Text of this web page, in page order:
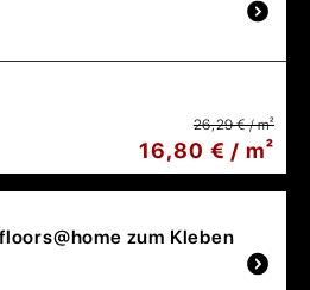
26,29 € / m²
16,80 € / m²
floors@home zum Kleben